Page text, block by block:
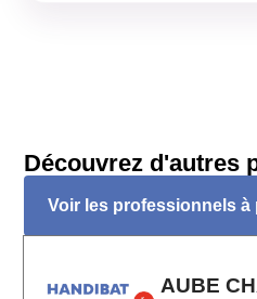
Découvrez d'autres
Voir les professionnels à
AUBE